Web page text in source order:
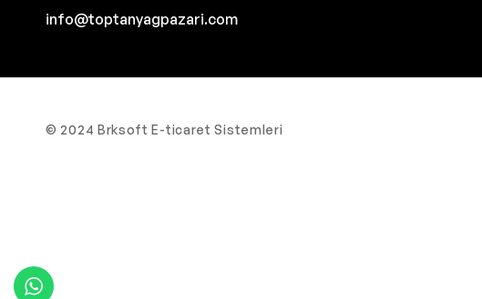
info@toptanyagpazari.com
© 2024 Brksoft E-ticaret Sistemleri